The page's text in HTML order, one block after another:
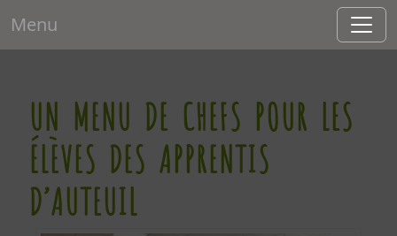
Menu
UN MENU DE CHEFS POUR LES
ÉLÈVES DES APPRENTIS
D’AUTEUIL